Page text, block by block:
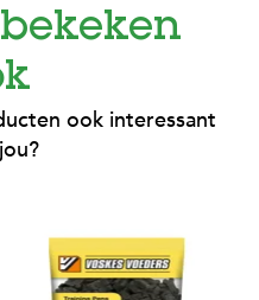
ook interessant